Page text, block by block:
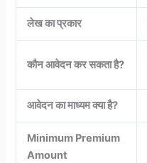
लेख का प्रकार
कौन आवेदन कर सकता है?
आवेदन का माध्यम क्या है?
Minimum Premium
Amount